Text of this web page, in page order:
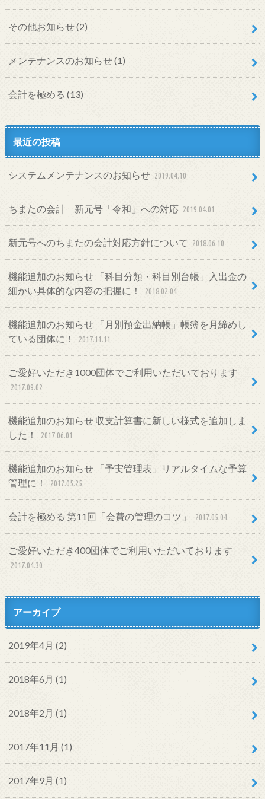
その他お知らせ(2)
メンテナンスのお知らせ(1)
会計を極める (13)
最近の投稿
システムメンテナンスのお知らせ 2019.04.10
ちまたの会計 新元号「令和」への対応 2019.04.01
新元号へのちまたの会計対応方針について 2018.06.10
機能追加のお知らせ 「科目分類・科目別台帳」入出金の
細かい具体的な内容の把握に！
2018.02.04
機能追加のお知らせ 「月別預金出納帳」帳簿を月締めし
ている団体に！
2017.11.11
ご愛好いただき1000団体でご利用いただいております
2017.09.02
機能追加のお知らせ 収支計算書に新しい様式を追加しま
した！
2017.06.01
機能追加のお知らせ 「予実管理表」リアルタイムな予算
管理に！
2017.05.25
会計を極める 第11回「会費の管理のコツ」 2017.05.04
ご愛好いただき400団体でご利用いただいております
2017.04.30
アーカイブ
2019年4月 (2)
2018年6月 (1)
2018年2月 (1)
2017年11月 (1)
2017年9月 (1)